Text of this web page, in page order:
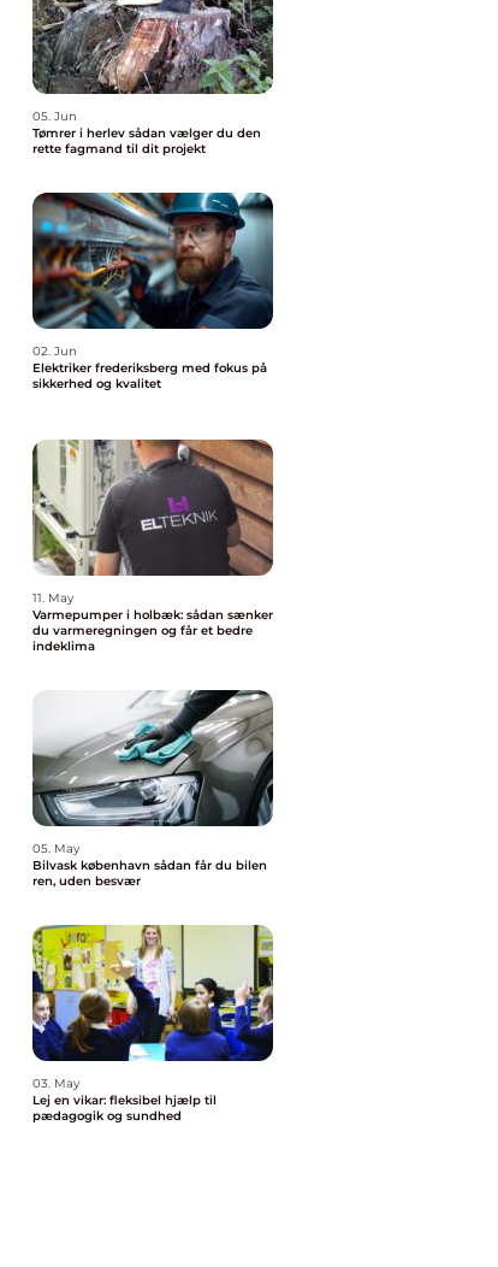
05. Jun
Tømrer i herlev sådan vælger du den
rette fagmand til dit projekt
02. Jun
Elektriker frederiksberg med fokus på
sikkerhed og kvalitet
11. May
Varmepumper i holbæk: sådan sænker
du varmeregningen og får et bedre
indeklima
05. May
Bilvask københavn sådan får du bilen
ren, uden besvær
03. May
Lej en vikar: fleksibel hjælp til
pædagogik og sundhed